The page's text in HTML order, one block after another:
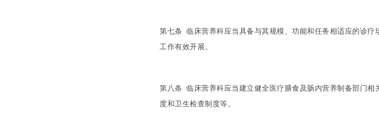
第七条 临床营养科应当具备与其规模、功能和任务相适应的诊
工作有效开展。
第八条 临床营养科应当建立健全医疗膳食及肠内营养制备部门
度和卫生检查制度等。